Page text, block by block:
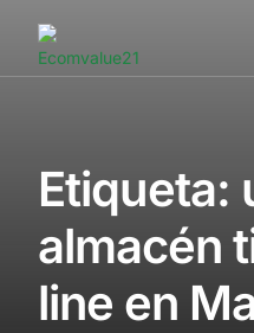
Etiqueta:
almacén
line en
Valor añadido